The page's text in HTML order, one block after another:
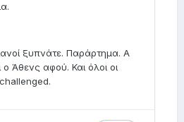
ξυπνάτε. Παράρτημα. Α
Άθενς αφού. Και όλοι οι